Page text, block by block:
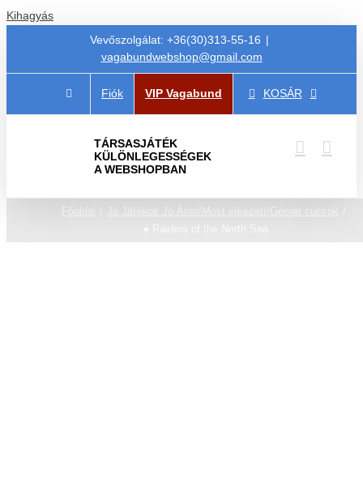
Kihagyás
Vevőszolgálat: +36(30)313-55-16 |
vagabundwebshop@gmail.com
Fiók VIP Vagabund KOSÁR
TÁRSASJÁTÉK
KÜLÖNLEGESSÉGEK
A WEBSHOPBAN
Főoldal Jó Játékok Jó Áron! Most érkezett!
Gémer cuccok